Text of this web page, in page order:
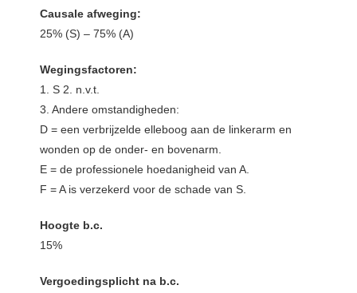
Causale afweging:
25% (S) – 75% (A)
Wegingsfactoren:
1. S 2. n.v.t.
3. Andere omstandigheden:
D = een verbrijzelde elleboog aan de linkerarm en
wonden op de onder- en bovenarm.
E = de professionele hoedanigheid van A.
F = A is verzekerd voor de schade van S.
Hoogte b.c.
15%
Vergoedingsplicht na b.c.